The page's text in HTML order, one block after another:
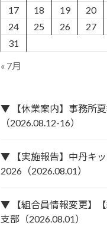
17
18 19 20
24
25 26 27
31
« 7月
▼ 【休業案内】事務所
（2026.08.12-16）
▼ 【実施報告】中丹キ
2026（2026.08.01）
▼ 【組合員情報変更】
支部（2026.08.01）